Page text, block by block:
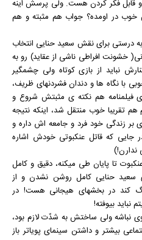
قابل فکر کردن هست. ولی پرسش اینه
خوب در اومده؟ جواب هم مثبته و هم
درستی برای نقش سعید حنایی انتخاب
خشونت افراطی ناشی از عقاید) رو به
نباید از بازی کوتاه ولی چشمگیر
با نگاه ها و دندان فشردنهای ظریف،
ی فیلمنامه هم نکته ی مثبتش شروع و
هم تقریبا خوب منتقل شد، اینکه نتیجه
بر زندگی خود فرد و جامعه اش داره و
که قاتل عنکبوتی خودش اشاره
ندارن!)
تا پایان طی میکنه، دقیق و کامل
سعید حنایی کامل روشن نشدن و از
کند در بخشهای هیجانی هست! در
نباید بیوفته!
نباشه ولی ساختش به شدّت لازم بود،
بیشتر و داشتن سینمای پویاتر باز